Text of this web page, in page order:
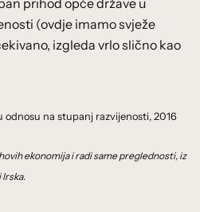
prihod opće države u
(ovdje imamo svježe
izgleda vrlo slično kao
odnosu na stupanj razvijenosti, 2016
ekonomija i radi same preglednosti, iz
Irska.